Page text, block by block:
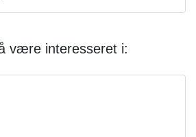
være interesseret i: